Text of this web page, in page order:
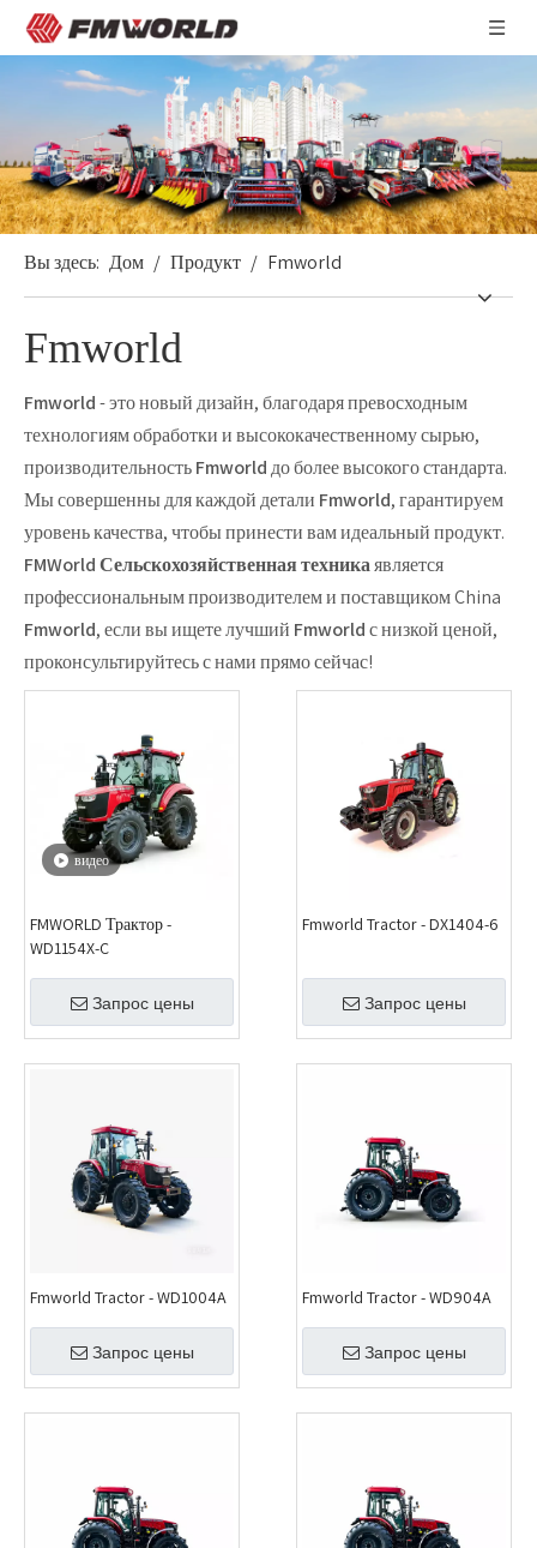
Вы здесь: Дом / Продукт / Fmworld
Fmworld
Fmworld- это новый дизайн, благодаря превосходным
технологиям обработки и высококачественному сырью,
производительностьFmworldдо более высокого стандарта.
Мы совершенны для каждой детали Fmworld, гарантируем
уровень качества, чтобы принести вам идеальный продукт.
FMWorld Сельскохозяйственная техникаявляется
профессиональным производителем и поставщиком China
Fmworld, если вы ищете лучший Fmworldс низкой ценой,
проконсультируйтесь с нами прямо сейчас!
видео
FMWORLD Трактор -
WD1154X-C
Запрос цены
Fmworld Tractor - DX1404-6
Запрос цены
Fmworld Tractor - WD1004A
Запрос цены
Fmworld Tractor - WD904A
Запрос цены